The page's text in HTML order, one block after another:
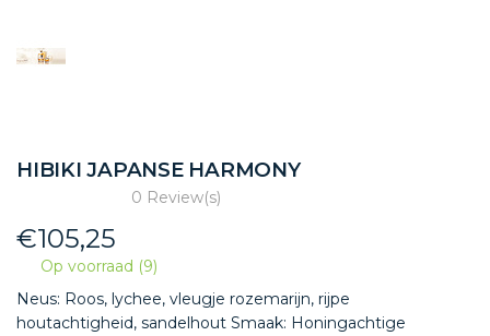
HIBIKI JAPANSE HARMONY
0 Review(s)
€105,25
Op voorraad (9)
Neus: Roos, lychee, vleugje rozemarijn, rijpe
houtachtigheid, sandelhout Smaak: Honingachtige